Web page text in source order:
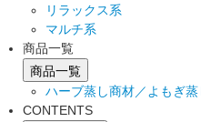
リラックス系
マルチ系
商品一覧
商品一覧
ハーブ蒸し商材／よもぎ
CONTENTS